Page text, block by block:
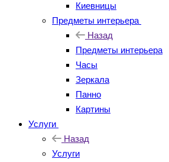
Киевницы
Предметы интерьера
Назад
Предметы интерьера
Часы
Зеркала
Панно
Картины
Услуги
Назад
Услуги